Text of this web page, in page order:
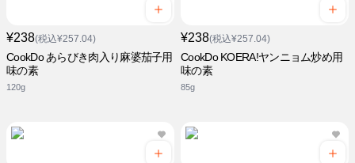
¥238(税込¥257.04)
CookDo あらびき肉入り麻婆茄子用
味の素
120g
¥238(税込¥257.04)
CookDo KOERA!ヤンニョム炒め用
味の素
85g